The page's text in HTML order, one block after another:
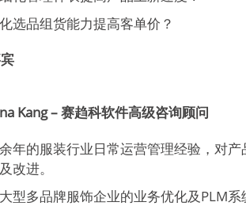
选品组货能力提高客单价？
Kang – 赛趋科软件高级咨询顾问
年的服装行业日常运营管理经验，对
改进。
型多品牌服饰企业的业务优化及PLM